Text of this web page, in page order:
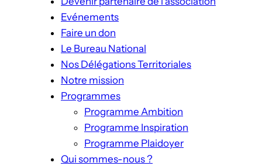
Evénements
Faire un don
Le Bureau National
Nos Délégations Territoriales
Notre mission
Programmes
Programme Ambition
Programme Inspiration
Programme Plaidoyer
Qui sommes-nous ?